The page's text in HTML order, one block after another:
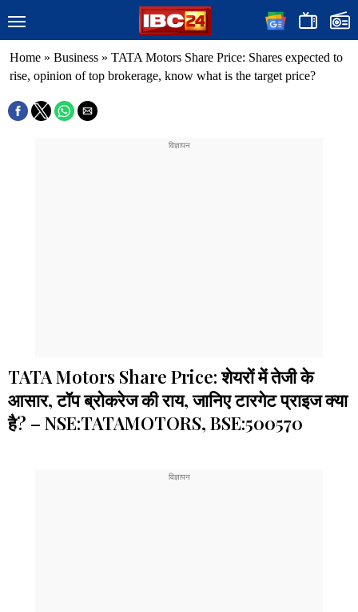
Home » Business » TATA Motors Share Price: Shares expected to
rise, opinion of top brokerage, know what is the target price?
TATA Motors Share Price: शेयरों में तेजी के
आसार, टॉप ब्रोकरेज की राय, जानिए टारगेट प्राइज क्या
है? – NSE:TATAMOTORS, BSE:500570